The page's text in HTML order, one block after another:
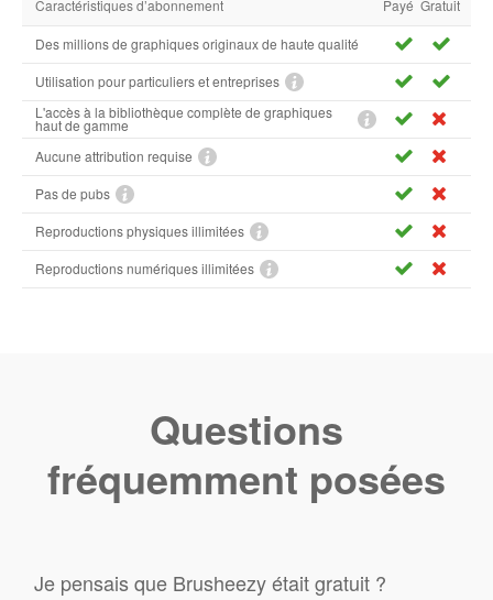
Caractéristiques d’abonnement Payé Gratuit
Des millions de graphiques originaux de haute qualité
Utilisation pour particuliers et entreprises
L'accès à la bibliothèque complète de graphiques
haut de gamme
Aucune attribution requise
Pas de pubs
Reproductions physiques illimitées
Reproductions numériques illimitées
Questions
fréquemment posées
Je pensais que Brusheezy était gratuit ?